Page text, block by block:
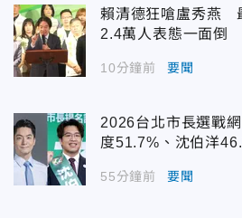
賴清德狂嗆盧秀燕
2.4萬人表態一面倒
10分鐘前 要聞
2026台北市長選戰
度51.7%、沈伯洋
55分鐘前 要聞